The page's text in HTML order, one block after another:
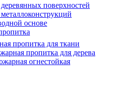
поверхностей
основе
пропитка для ткани
пропитка для дерева
огнестойкая